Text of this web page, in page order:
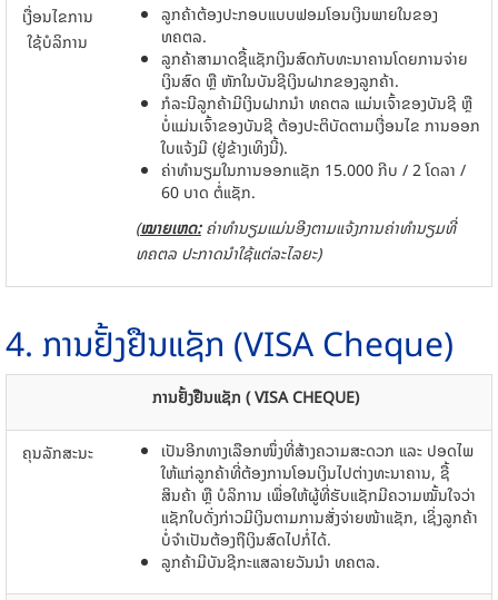
ເງື່ອນ​ໄຂ​ການ​
ໃຊ້​ບໍລິການ
ລູກ​ຄ້າ​ຕ້ອງປະກອບ​ແບບ​​ຟອມ​ໂອນ​ເງິ​ນພາຍ​ໃນ​ຂອງ
ທຄຕລ.
ລູກ​ຄ້າ​ສາມາດ​ຊື້​ແຊັກ​ເງິນສົດ​ກັບ​ທະນາຄານ​ໂດຍການ​ຈ່າຍ​
ເງິນສົດ ຫຼື ຫັກ​ໃນ​ບັນຊີ​​ເງິນ​ຝາກຂ​ອງລູກ​ຄ້າ.
ກໍລະນີລູກຄ້າມີເງິນຝາກນໍາ ທຄຕລ ແມ່ນເຈົ້າຂອງບັນຊີ ຫຼື
ບໍ່ແມ່ນເຈົ້າຂອງບັນຊີ ຕ້ອງປະຕິບັດຕາມເງື່ອນໄຂ ການອອກ
ໃບແຈ້ງມີ (ຢູ່ຂ້າງເທິງນີ້).
ຄ່າ​ທຳ​ນຽມ​ໃນ​ການ​ອອ​ກ​ແຊັກ 15.000 ກີບ /​​ 2​ ໂດ​ລາ /
60 ບາດ ​ຕໍ່ແຊັກ.
(ໝາຍເຫດ:ຄ່າທໍານຽມແມ່ນອີງຕາມແຈ້ງການຄ່າທໍານຽມທີ່
ທຄຕລ ປະກາດນໍາໃຊ້ແຕ່ລະໄລຍະ)
4. ການຢັ້ງຢືນແຊັກ (VISA Cheque)
ການຢັ້ງຢືນແຊັກ ( VISA CHEQUE)
ຄຸນລັກສະນະ
ເປັນອີກທາງເລືອກໜຶ່ງທີ່ສ້າງຄວາມສະດວກ ແລະ ປອດໄພ
ໃຫ້ແກ່ລູກຄ້າທີ່ຕ້ອງການໂອນເງິນໄປຕ່າງທະນາຄານ, ຊື້
ສິນຄ້າ ຫຼື ບໍລິການ ເພື່ອໃຫ້ຜູ້ທີ່ຮັບແຊັກມີຄວາມໝັ້ນໃຈວ່າ
ແຊັກໃບດັ່ງກ່າວມີເງິນຕາມການສັ່ງຈ່າຍໜ້າແຊັກ, ເຊິ່ງລູກຄ້າ
ບໍ່ຈຳເປັນຕ້ອງຖືເງິນສົດໄປກໍ່ໄດ້.
ລູກຄ້າມີບັນຊີກະແສລາຍວັນນຳ ທຄຕລ.